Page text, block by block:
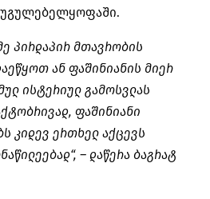
პირდაპირ მთავრობის
ან ფაშინიანის მიერ
ისტერიულ გამოსვლას
ფაშინიანი
კიდევ ერთხელ აქცევს
– დაწერა ბაგრატ